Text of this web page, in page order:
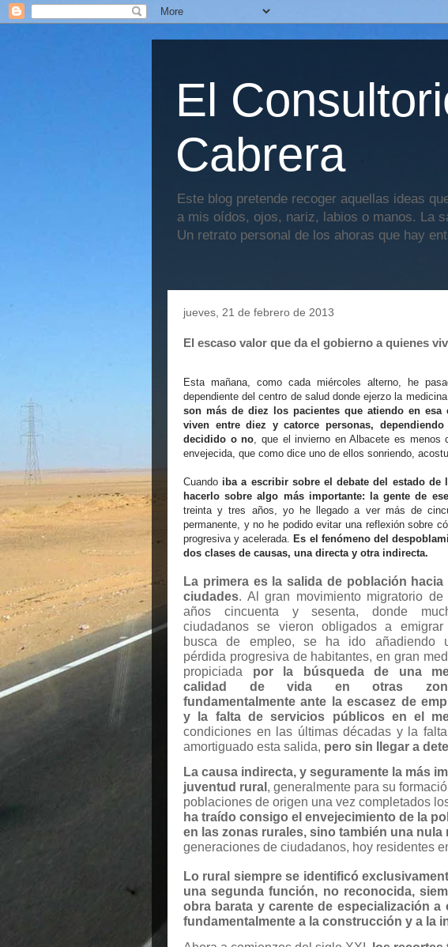
El
Cabrera
Este blog pretende recoger aquellas ideas
a mis oídos, ojos, nariz, labios o manos. La
Un retrato personal de los ahoras que hay
jueves, 21 de febrero de 2013
El escaso valor que da el gobierno a quienes
Esta mañana, como cada miércoles alterno, he
dependiente del centro de salud donde ejerzo la
son más de diez los pacientes que atiendo en
viven entre diez y catorce personas,
decidido o no, que el invierno en Albacete es menos
envejecida, que como dice uno de ellos sonriendo,
Cuando iba a escribir sobre el debate del estado de
hacerlo sobre algo más importante: la gente de
treinta y tres años, yo he llegado a ver más de
permanente, y no he podido evitar una reflexión sobre
progresiva y acelerada. Es el fenómeno del
dos clases de causas, una directa y otra indirecta.
La primera es la salida de población hacia
ciudades. Al gran movimiento migratorio de
años cincuenta y sesenta, donde
ciudadanos se vieron obligados a emigrar
busca de empleo, se ha ido añadiendo
pérdida progresiva de habitantes, en gran
propiciada por la búsqueda de una
calidad de vida en otras
fundamentalmente ante la escasez de
y la falta de servicios públicos en el
condiciones en las últimas décadas y la
amortiguado esta salida, pero sin llegar a
La causa indirecta, y seguramente la más
juventud rural , generalmente para su
poblaciones de origen una vez completados
ha traído consigo el envejecimiento de la
en las zonas rurales, sino también una nula
generaciones de ciudadanos, hoy residentes
Lo rural siempre se identificó
una segunda función, no reconocida,
obra barata y carente de especialización
fundamentalmente a la construcción y a la